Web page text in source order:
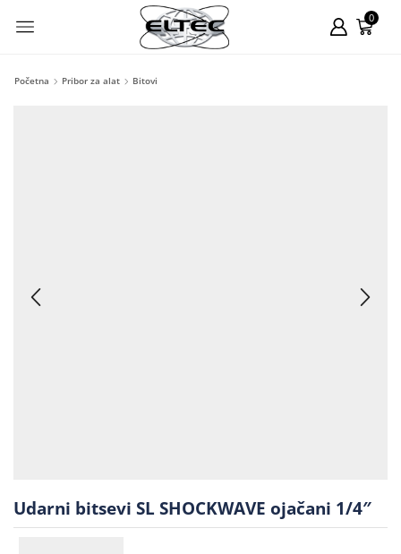
0
Početna Pribor za alat Bitovi
Udarni bitsevi SL SHOCKWAVE ojačani 1/4″